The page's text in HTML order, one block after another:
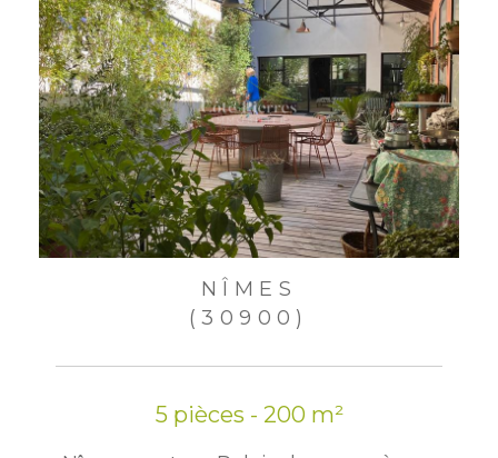
NÎMES
(30900)
5 pièces - 200 m²